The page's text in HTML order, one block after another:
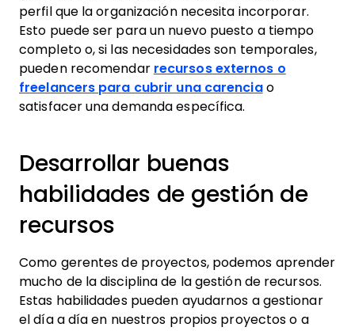
perfil que la organización necesita incorporar.
Esto puede ser para un nuevo puesto a tiempo
completo o, si las necesidades son temporales,
pueden recomendar recursos externos o
freelancers para cubrir una carenciao
satisfacer una demanda específica.
Desarrollar buenas
habilidades de gestión de
recursos
Como gerentes de proyectos, podemos aprender
mucho de la disciplina de la gestión de recursos.
Estas habilidades pueden ayudarnos a gestionar
el día a día en nuestros propios proyectos o a